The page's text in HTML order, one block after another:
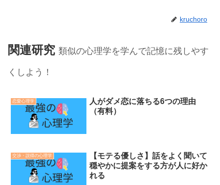
kruchoro
関連研究 類似の心理学を学んで記憶に残しやす
くしよう！
恋愛心理学
人がダメ恋に落ちる6つの理由
（有料）
交渉・説得の心理学
【モテる優しさ】話をよく聞いて
穏やかに提案をする方が人に好か
れる